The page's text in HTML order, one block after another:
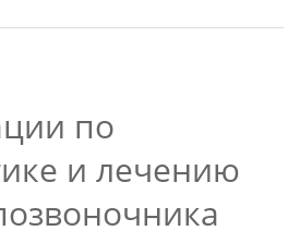
по
и лечению